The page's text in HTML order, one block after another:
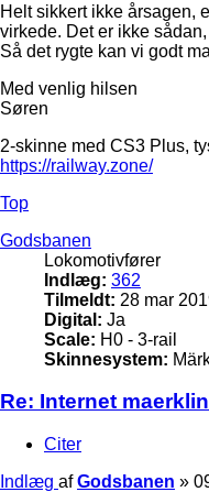
Helt sikkert ikke årsagen,
virkede. Det er ikke
Så det rygte kan vi godt
Med venlig hilsen
Søren
2-skinne med CS3 Plus,
https://railway.zone/
Top
Godsbanen
Lokomotivfører
Indlæg: 362
Tilmeldt: 28 mar
Digital: Ja
Scale: H0 - 3-rail
Skinnesystem:
Re: Internet
Citer
Indlæg afGodsbanen »